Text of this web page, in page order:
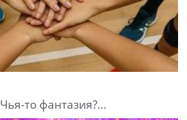
Чья-то фантазия?...